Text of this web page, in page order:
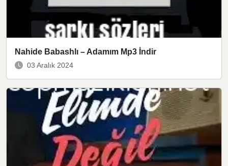
Nahide Babashlı – Adamım Mp3 İndir
03 Aralık 2024